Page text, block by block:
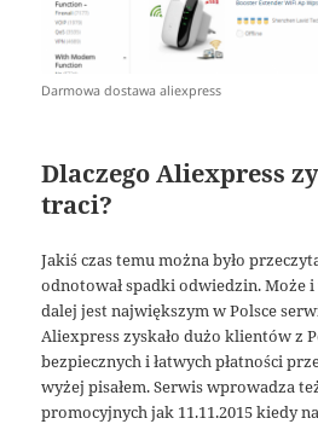
Darmowa dostawa aliexpress
Dlaczego Aliexpress
traci?
Jakiś czas temu można było
odnotował spadki odwiedzin. Może
dalej jest największym w Polsce
Aliexpress zyskało dużo klientów z
bezpiecznych i łatwych płatności
wyżej pisałem. Serwis wprowadza
promocyjnych jak 11.11.2015 kiedy